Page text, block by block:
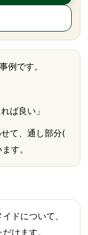
例です。
ば良い」
て、通し部分(
す。
ドについて、
けます。